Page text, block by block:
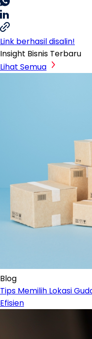
Link berhasil disalin!
Insight Bisnis Terbaru
Lihat Semua
Blog
Tips Memilih Lokasi
Efisien